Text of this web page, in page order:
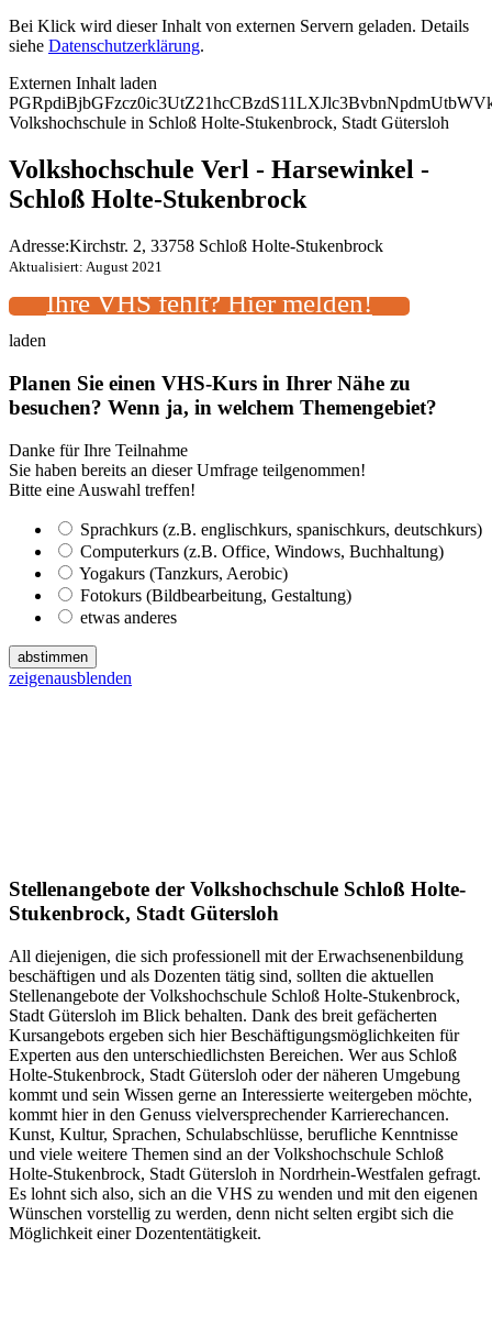
Bei Klick wird dieser Inhalt von externen Servern geladen. Details
siehe Datenschutzerklärung.
Externen Inhalt laden
Volkshochschule in Schloß Holte-Stukenbrock, Stadt Gütersloh
Volkshochschule Verl - Harsewinkel -
Schloß Holte-Stukenbrock
Adresse:Kirchstr. 2, 33758 Schloß Holte-Stukenbrock
Aktualisiert: August 2021
Ihre VHS fehlt? Hier melden!
laden
Planen Sie einen VHS-Kurs in Ihrer Nähe zu
besuchen? Wenn ja, in welchem Themengebiet?
Danke für Ihre Teilnahme
Sie haben bereits an dieser Umfrage teilgenommen!
Bitte eine Auswahl treffen!
Sprachkurs (z.B. englischkurs, spanischkurs, deutschkurs)
Computerkurs (z.B. Office, Windows, Buchhaltung)
Yogakurs (Tanzkurs, Aerobic)
Fotokurs (Bildbearbeitung, Gestaltung)
etwas anderes
abstimmen
zeigenausblenden
Stellenangebote der Volkshochschule Schloß Holte-
Stukenbrock, Stadt Gütersloh
All diejenigen, die sich professionell mit der Erwachsenenbildung
beschäftigen und als Dozenten tätig sind, sollten die aktuellen
Stellenangebote der Volkshochschule Schloß Holte-Stukenbrock,
Stadt Gütersloh im Blick behalten. Dank des breit gefächerten
Kursangebots ergeben sich hier Beschäftigungsmöglichkeiten für
Experten aus den unterschiedlichsten Bereichen. Wer aus Schloß
Holte-Stukenbrock, Stadt Gütersloh oder der näheren Umgebung
kommt und sein Wissen gerne an Interessierte weitergeben möchte,
kommt hier in den Genuss vielversprechender Karrierechancen.
Kunst, Kultur, Sprachen, Schulabschlüsse, berufliche Kenntnisse
und viele weitere Themen sind an der Volkshochschule Schloß
Holte-Stukenbrock, Stadt Gütersloh in Nordrhein-Westfalen gefragt.
Es lohnt sich also, sich an die VHS zu wenden und mit den eigenen
Wünschen vorstellig zu werden, denn nicht selten ergibt sich die
Möglichkeit einer Dozententätigkeit.